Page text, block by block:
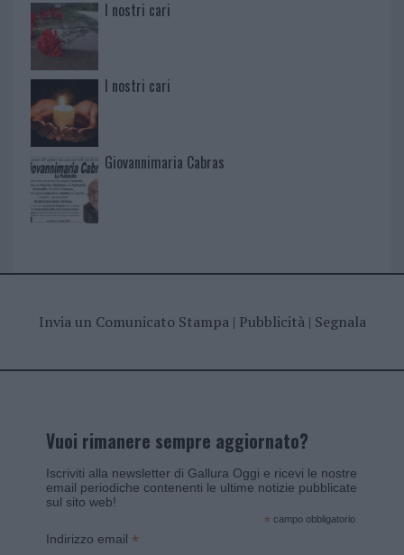
I nostri cari
I nostri cari
Giovannimaria Cabras
Invia un Comunicato Stampa| Pubblicità| Segnala
Vuoi rimanere sempre aggiornato?
Iscriviti alla newsletter di Gallura Oggi e ricevi le nostre
email periodiche contenenti le ultime notizie pubblicate
sul sito web!
* campo obbligatorio
Indirizzo email *